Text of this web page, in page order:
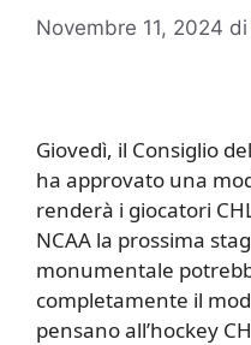
Novembre 11, 2024 di
Giovedì, il Consiglio
ha approvato una
renderà i giocatori
NCAA la prossima
monumentale
completamente il
pensano all’hockey